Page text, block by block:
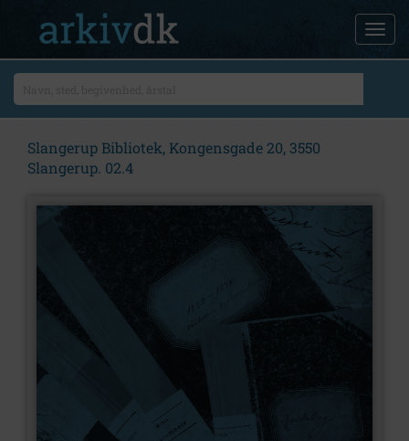
Slangerup Bibliotek, Kongensgade 20, 3550
Slangerup. 02.4